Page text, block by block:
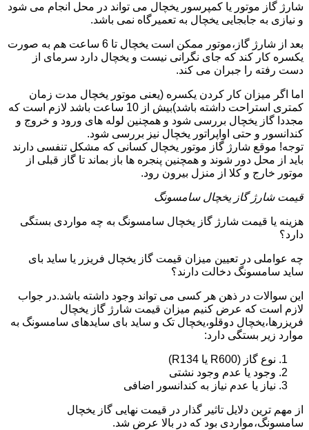
شارژ گاز موتور یا کمپرسور یخچال می تواند در محل انجام می شود
و نیازی به جابجایی یخچال به تعمیرگاه نمی باشد.
بعد از شارژ گاز،موتور ممکن است یخچال تا 6 ساعت هم به صورت
یکسره کار کند که جای نگرانی نیست و یخچال دارد سرمای از
دست رفته را جبران می کند.
اما اگر میزان کار کردن یکسره (یعنی موتور یخچال مدت زمان
کمتری استراحت داشته باشد)بیش از 10 ساعت باشد لازم است که
مجددا گاز یخچال بررسی شود و همچنین لوله های ورود و خروج و
کندانسور و حتی اواپراتور یخچال نیز بررسی شود.
توجه! موقع شارژ گاز موتور یخچال کسانی که مشکل تنفسی دارند
باید از محل دور شوند و همچنین پنجره ها باز بماند تا گاز قبلی از
موتور خارج و کلا از منزل بیرون رود.
قیمت شارژ گاز یخچال سامسونگ
هزینه یا قیمت شارژ گاز یخچال سامسونگ به چه مواردی بستگی
دارد؟
چه عواملی در تعیین میزان قیمت گاز یخچال فریزر یا ساید بای
ساید سامسونگ دخالت دارند؟
این سوالات در ذهن هر کسی می تواند وجود داشته باشد.در جواب
لازم است که عرض کنیم میزان قیمت شارژ گاز یخچال
فریزرها،یخچال دوقلو،یخچال تک و ساید بای سایدهای سامسونگ به
موارد زیر بستگی دارد:
نوع گاز (R600 یا R134)
وجود یا عدم وجود نشتی
نیاز یا عدم نیاز به کندانسور اضافی
از مهم ترین دلایل تاثیر گذار در قیمت نهایی گاز یخچال
سامسونگ،مواردی بود که در بالا عرض شد.